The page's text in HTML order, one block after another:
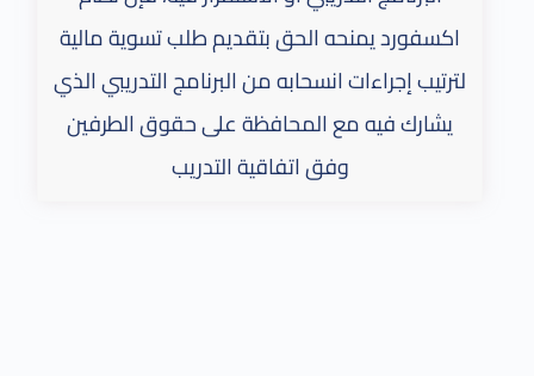
اكسفورد يمنحه الحق بتقديم طلب تسوية مالية
لترتيب إجراءات انسحابه من البرنامج التدريبي الذي
يشارك فيه مع المحافظة على حقوق الطرفين
وفق اتفاقية التدريب